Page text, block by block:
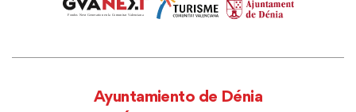
Ayuntamiento de Dénia